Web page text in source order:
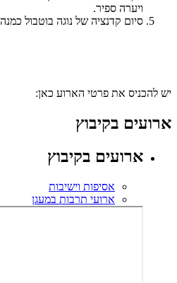
ויערה ספיר.
סיום קדנציה של נוגה בוטבול
יש להכניס את פרטי הארוע כאן:
ארועים בקיבוץ
ארועים בקיבוץ
אסיפות וישיבות
ארועי תרבות במעגן